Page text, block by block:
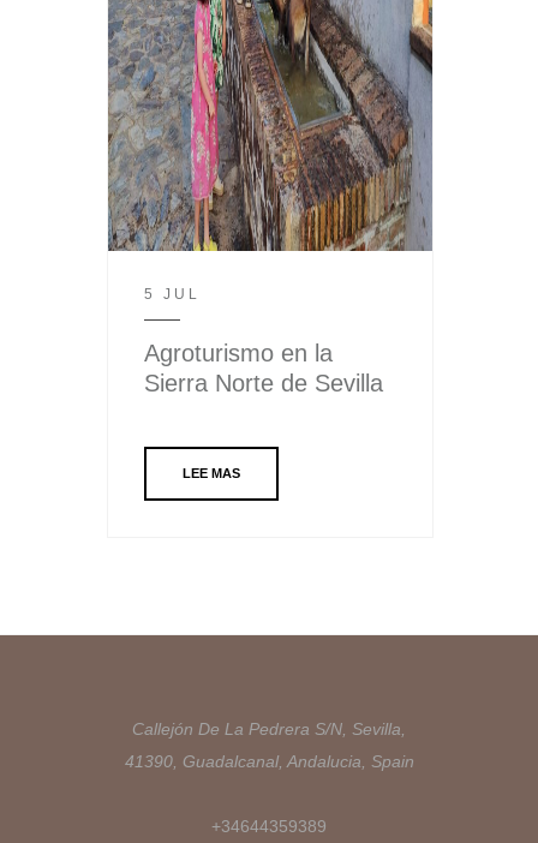
5 JUL
Agroturismo en la
Sierra Norte de Sevilla
LEE MAS
Callejón De La Pedrera S/N, Sevilla,
41390, Guadalcanal, Andalucia, Spain
+34644359389